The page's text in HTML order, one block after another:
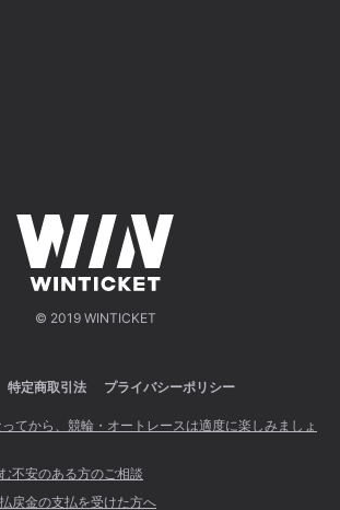
© 2019 WINTICKET
特定商取引法 プライバシーポリシー
てから、競輪・オートレースは適度に楽しみましょ
不安のある方のご相談
戻金の支払を受けた方へ